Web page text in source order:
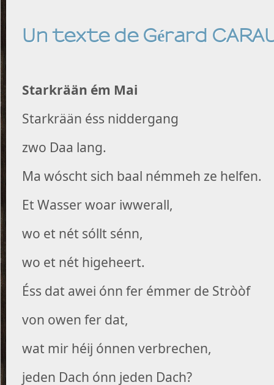
Un texte de Gérard
Starkrään ém Mai
Starkrään éss niddergang
zwo Daa lang.
Ma wóscht sich baal némmeh ze helfen.
Et Wasser woar iwwerall,
wo et nét sóllt sénn,
wo et nét higeheert.
Éss dat awei ónn fer émmer de Stròòf
von owen fer dat,
wat mir héij ónnen verbrechen,
jeden Dach ónn jeden Dach?